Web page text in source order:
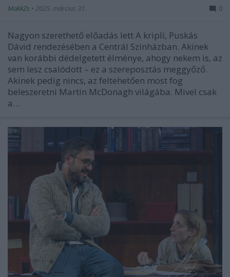
MakkZs • 2025. március 31. 0
Nagyon szerethető előadás lett A kripli, Puskás
Dávid rendezésében a Centrál Színházban. Akinek
van korábbi dédelgetett élménye, ahogy nekem is, az
sem lesz csalódott – ez a szereposztás meggyőző.
Akinek pedig nincs, az feltehetően most fog
beleszeretni Martin McDonagh világába. Mivel csak
a…